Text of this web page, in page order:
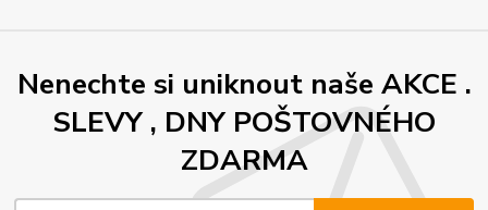
Nenechte si uniknout naše AKCE .
SLEVY , DNY POŠTOVNÉHO
ZDARMA